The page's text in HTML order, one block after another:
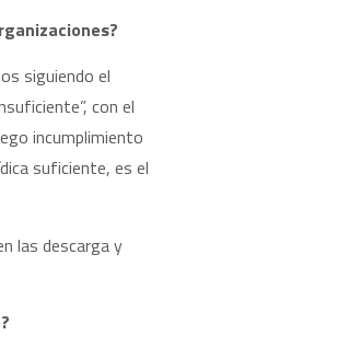
siguiendo el
con el
incumplimiento
suficiente, es el
las descarga y